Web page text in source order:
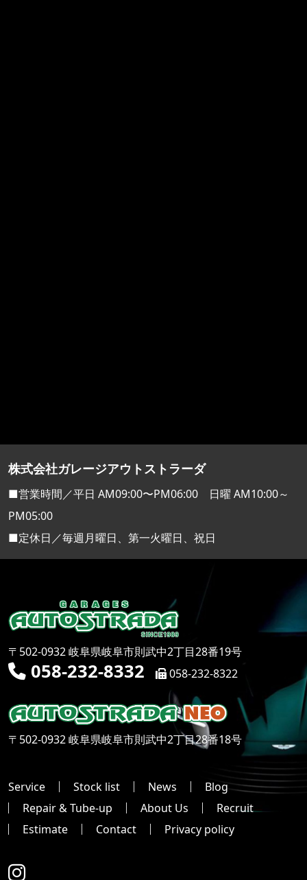
株式会社ガレージアウトストラーダ
■営業時間／平日 AM09:00〜PM06:00 日曜 AM10:00～
PM05:00
■定休日／毎週月曜日、第一火曜日、祝日
〒502-0932 岐阜県岐阜市則武中2丁目28番19号
058-232-8332 058-232-8322
〒502-0932 岐阜県岐阜市則武中2丁目28番18号
Service Stock list News
Blog
Repair & Tube-up
About Us
Recruit
Estimate
Contact Privacy policy